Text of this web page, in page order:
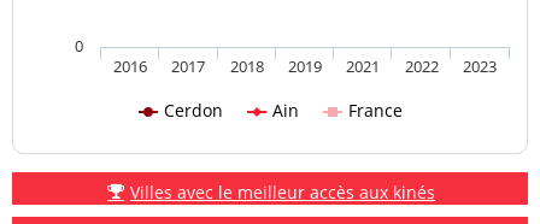
Cerdon Ain France
2016 2017 2018 2019 2021 2022 2023
0
Villes avec le meilleur accès aux kinés